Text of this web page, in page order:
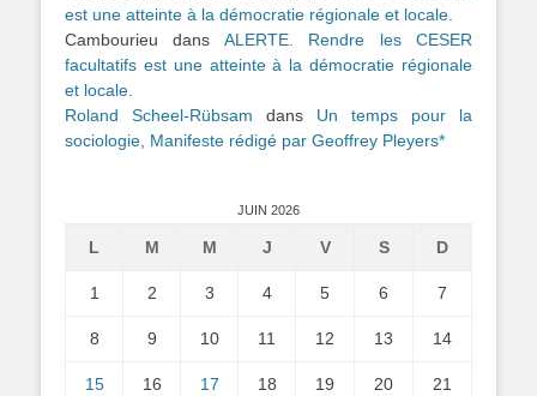
est une atteinte à la démocratie régionale et locale.
Cambourieu dans ALERTE. Rendre les CESER
facultatifs est une atteinte à la démocratie régionale
et locale.
Roland Scheel-Rübsam dans Un temps pour la
sociologie, Manifeste rédigé par Geoffrey Pleyers*
JUIN 2026
L M M J V S D
1 2 3 4 5 6 7
8 9 10 11 12 13 14
15 16 17 18 19 20 21